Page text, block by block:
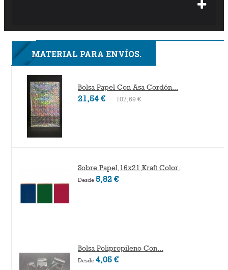
3F
MATERIAL PARA ENVÍOS.
Bolsa Papel Con Asa Cordón...
21,54 € 107,69 €
Sobre Papel,16x21,Kraft Color.
Desde 5,82 €
Bolsa Polipropileno Con...
Desde 4,05 €